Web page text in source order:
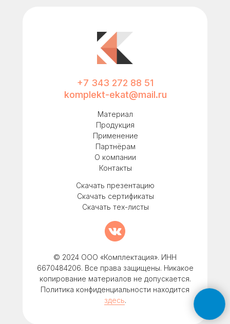
© 2024 ООО «Комплектация». ИНН
6670484206. Все права защищены. Никакое
копирование материалов не допускается.
Политика конфиденциальности находится
здесь.
Партнёрам
О компании
Контакты
Скачать презентацию
Скачать сертификаты
Скачать тех-листы
+7 343 272 88 51
komplekt-ekat@mail.ru
Материал
Продукция
Применение